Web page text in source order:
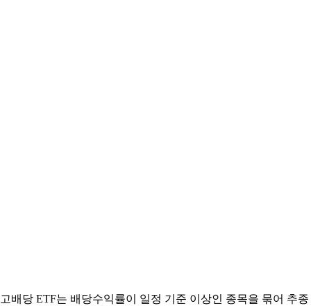
고배당 ETF는 배당수익률이 일정 기준 이상인 종목을 묶어 추종